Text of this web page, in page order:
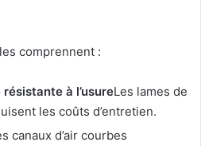
comprennent :
à l’usureLes lames de
les coûts d’entretien.
canaux d’air courbes